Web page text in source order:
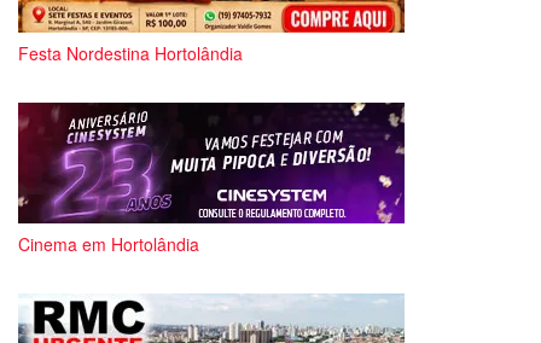
Festa Nordestina Hortolândia
Cinema em Hortolândia